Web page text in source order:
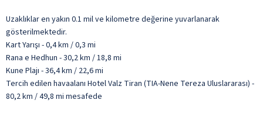
Uzaklıklar en yakın 0.1 mil ve kilometre değerine yuvarlanarak
gösterilmektedir.
Kart Yarışı - 0,4 km / 0,3 mi
Rana e Hedhun - 30,2 km / 18,8 mi
Kune Plajı - 36,4 km / 22,6 mi
Tercih edilen havaalanı Hotel Valz Tiran (TIA-Nene Tereza Uluslararası) -
80,2 km / 49,8 mi mesafede